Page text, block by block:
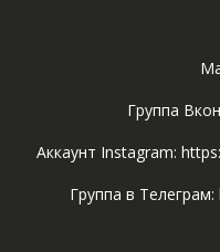
Группа
Аккаунт Instagram:
Группа в